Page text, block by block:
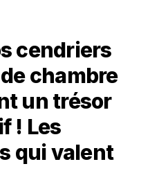
cendriers
chambre
un trésor
! Les
qui valent